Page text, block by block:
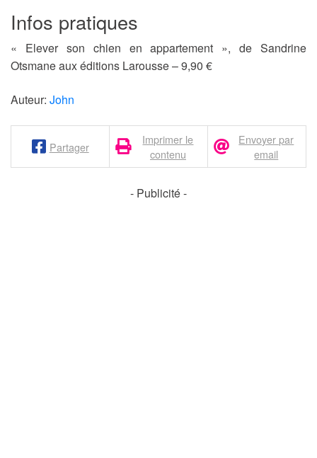
Infos pratiques
« Elever son chien en appartement », de Sandrine
Otsmane aux éditions Larousse – 9,90 €
Auteur: John
Partager
Imprimer le
contenu
Envoyer par
email
- Publicité -